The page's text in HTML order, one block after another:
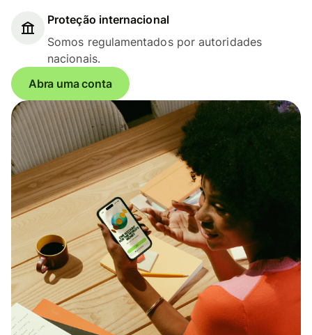
Proteção internacional
Somos regulamentados por autoridades
nacionais.
Abra uma conta